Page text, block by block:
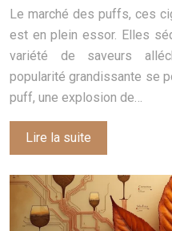
Le marché des puffs, ces
est en plein essor. Elles
variété de saveurs
popularité grandissante se
puff, une explosion de…
Lire la suite